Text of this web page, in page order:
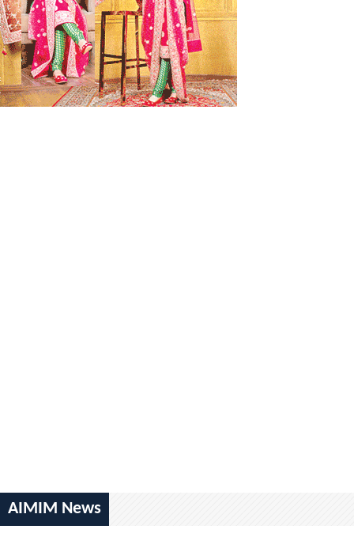
AIMIM News